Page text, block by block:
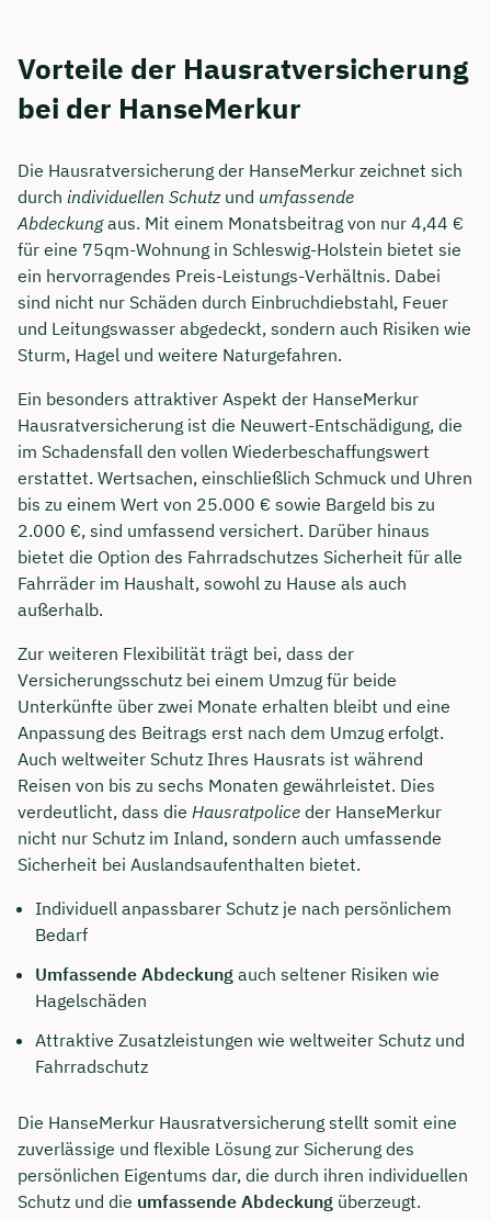
Vorteile der Hausratversicherung
bei der HanseMerkur
Die Hausratversicherung der HanseMerkur zeichnet sich
durch individuellen Schutzund umfassende
Abdeckungaus. Mit einem Monatsbeitrag von nur 4,44 €
für eine 75qm-Wohnung in Schleswig-Holstein bietet sie
ein hervorragendes Preis-Leistungs-Verhältnis. Dabei
sind nicht nur Schäden durch Einbruchdiebstahl, Feuer
und Leitungswasser abgedeckt, sondern auch Risiken wie
Sturm, Hagel und weitere Naturgefahren.
Ein besonders attraktiver Aspekt der HanseMerkur
Hausratversicherung ist die Neuwert-Entschädigung, die
im Schadensfall den vollen Wiederbeschaffungswert
erstattet. Wertsachen, einschließlich Schmuck und Uhren
bis zu einem Wert von 25.000 € sowie Bargeld bis zu
2.000 €, sind umfassend versichert. Darüber hinaus
bietet die Option des Fahrradschutzes Sicherheit für alle
Fahrräder im Haushalt, sowohl zu Hause als auch
außerhalb.
Zur weiteren Flexibilität trägt bei, dass der
Versicherungsschutz bei einem Umzug für beide
Unterkünfte über zwei Monate erhalten bleibt und eine
Anpassung des Beitrags erst nach dem Umzug erfolgt.
Auch weltweiter Schutz Ihres Hausrats ist während
Reisen von bis zu sechs Monaten gewährleistet. Dies
verdeutlicht, dass die Hausratpolice der HanseMerkur
nicht nur Schutz im Inland, sondern auch umfassende
Sicherheit bei Auslandsaufenthalten bietet.
Individuell anpassbarer Schutz je nach persönlichem
Bedarf
Umfassende Abdeckung auch seltener Risiken wie
Hagelschäden
Attraktive Zusatzleistungen wie weltweiter Schutz und
Fahrradschutz
Die HanseMerkur Hausratversicherung stellt somit eine
zuverlässige und flexible Lösung zur Sicherung des
persönlichen Eigentums dar, die durch ihren individuellen
Schutz und die umfassende Abdeckung überzeugt.
Jetzt persönliches
Beratungsgespräch mit Jonas
Ubben sichern 🤝
Wir beraten dich Montag bis Freitag von 8 bis